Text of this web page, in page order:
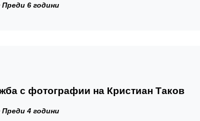
Преди 6 години
с фотографии на Кристиан Таков
Преди 4 години